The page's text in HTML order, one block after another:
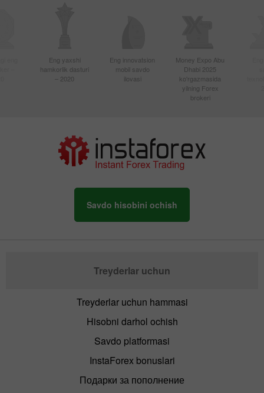
Eng yaxshi
hamkorlik dasturi
– 2020
Eng innovatsion
mobil savdo
ilovasi
Money Expo Abu
Dhabi 2025
ko'rgazmasida
yilning Forex
brokeri
Savdo hisobini ochish
Treyderlar uchun
Treyderlar uchun hammasi
Hisobni darhol ochish
Savdo platformasi
InstaForex bonuslari
Подарки за пополнение